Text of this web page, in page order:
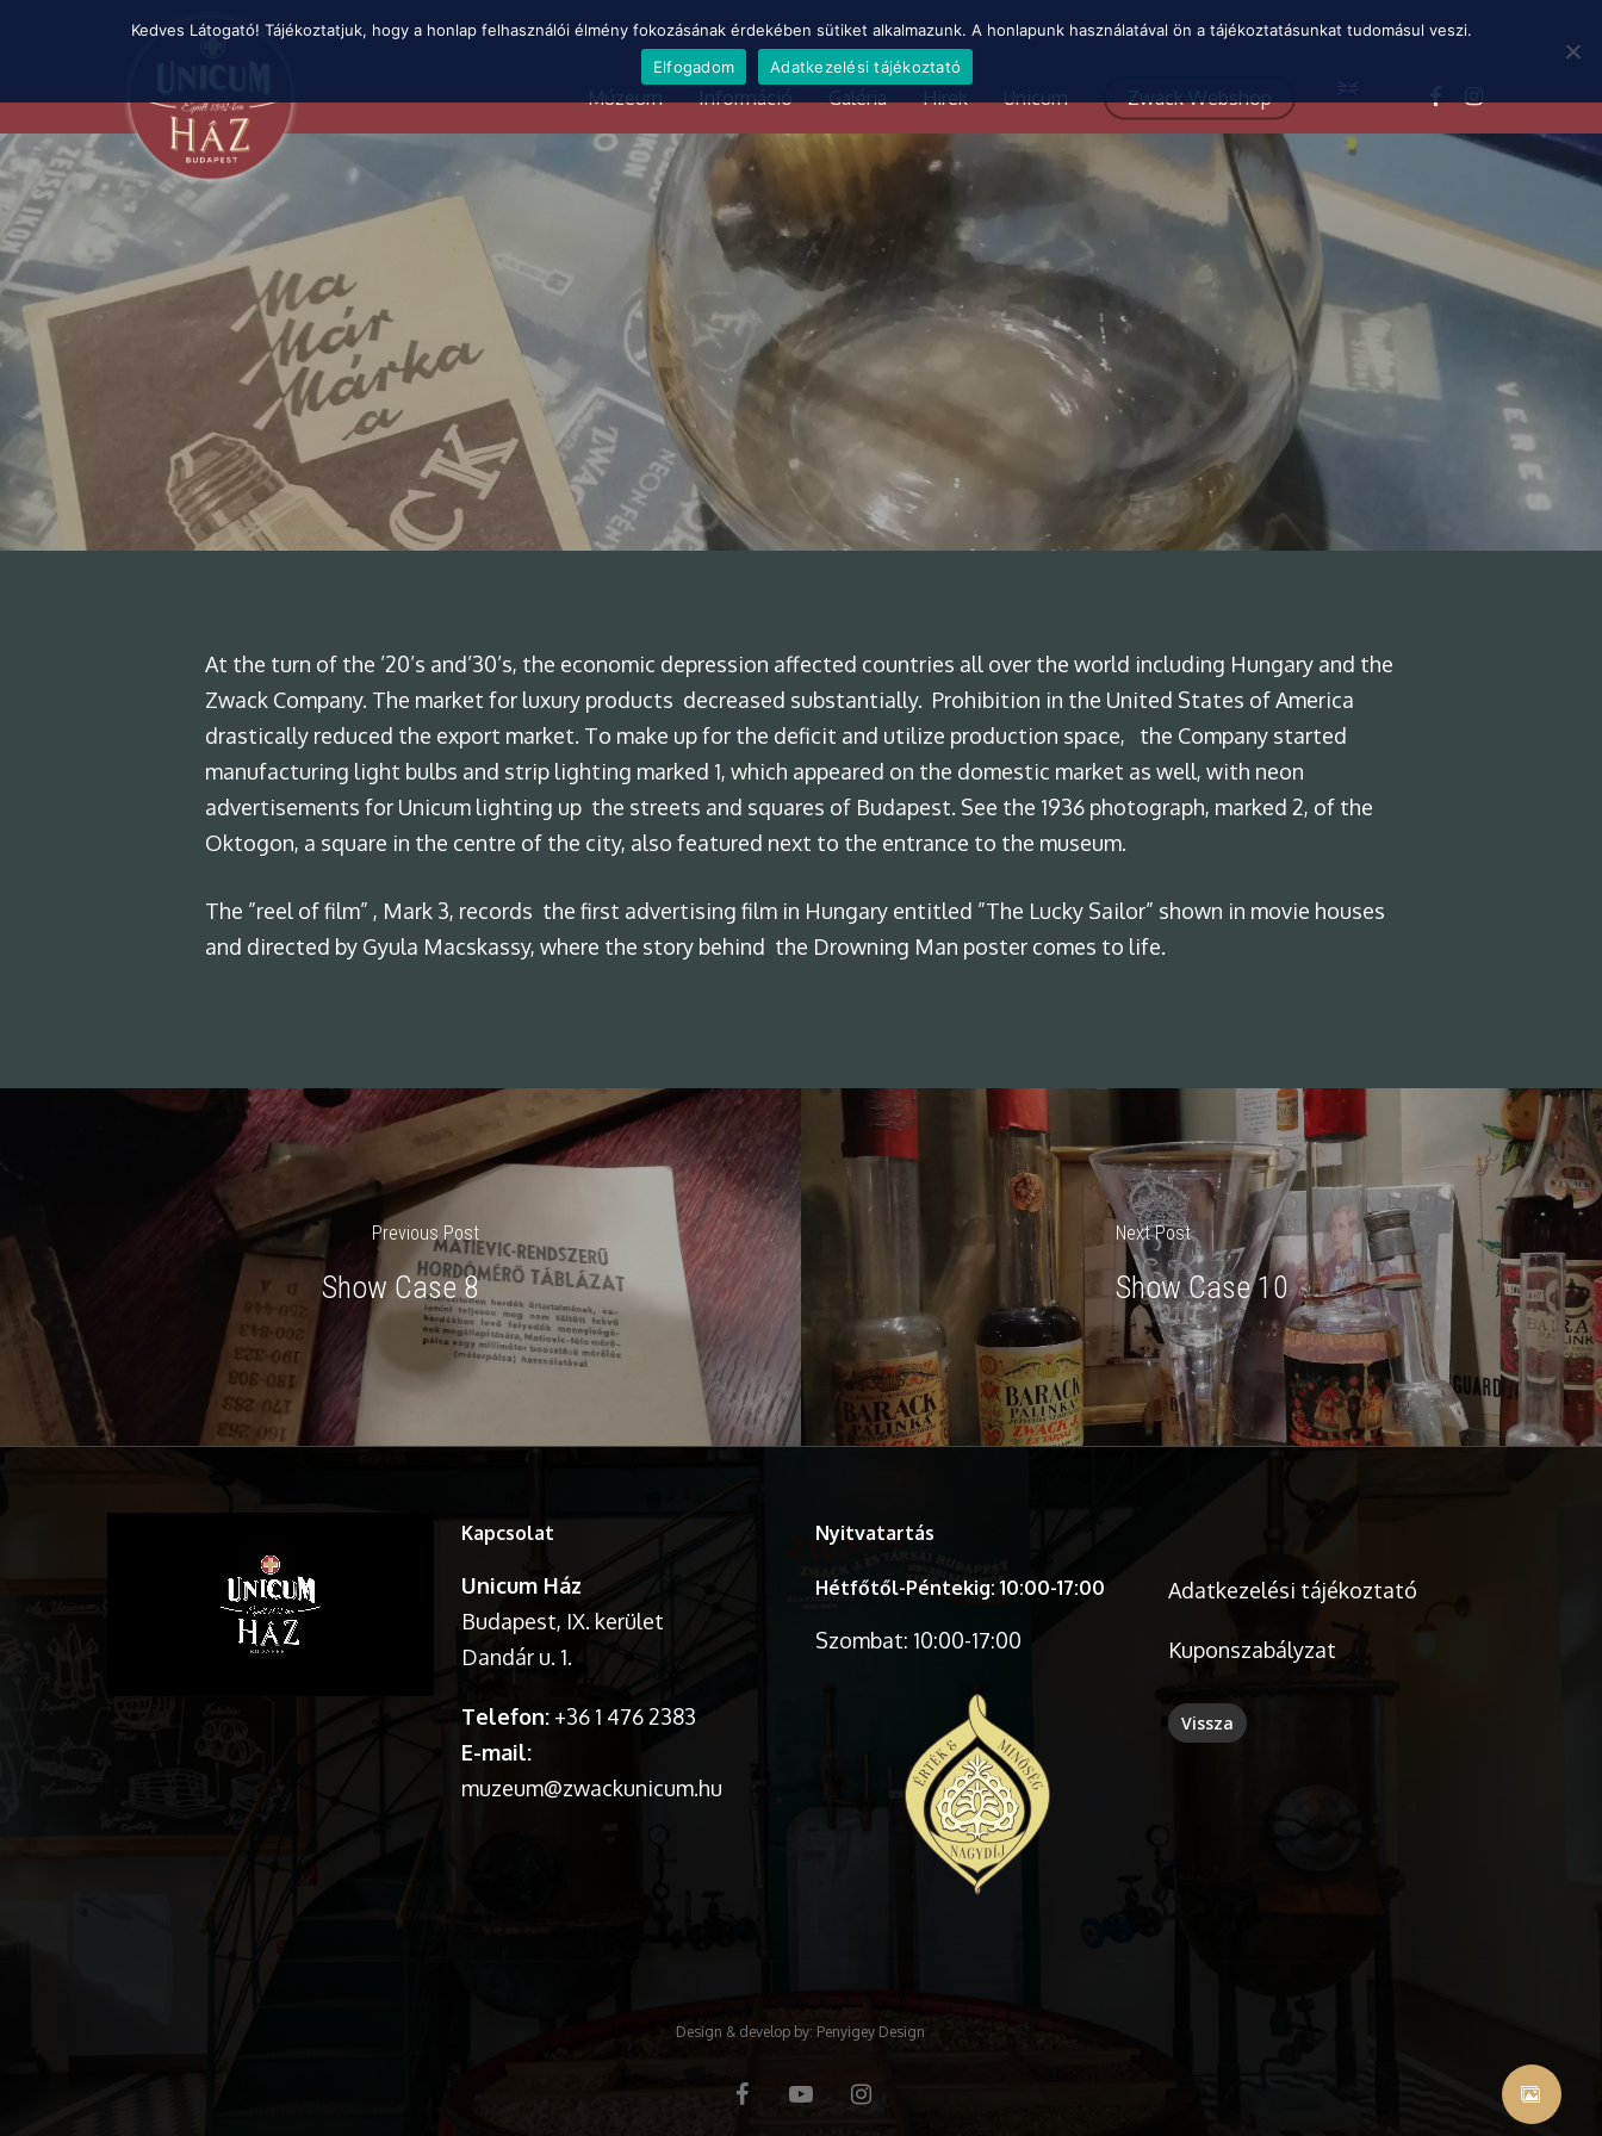
Múzeum Információ Galéria Hirek Unicum Zwack Webshop
At the turn of the ’20’s and’30’s, the economic depression affected countries all over the world including Hungary and the
Zwack Company. The market for luxury products decreased substantially. Prohibition in the United States of America
drastically reduced the export market. To make up for the deficit and utilize production space, the Company started
manufacturing light bulbs and strip lighting marked 1, which appeared on the domestic market as well, with neon
advertisements for Unicum lighting up the streets and squares of Budapest. See the 1936 photograph, marked 2, of the
Oktogon, a square in the centre of the city, also featured next to the entrance to the museum.
The ”reel of film” , Mark 3, records the first advertising film in Hungary entitled ”The Lucky Sailor” shown in movie houses
and directed by Gyula Macskassy, where the story behind the Drowning Man poster comes to life.
Previous Post
Show Case 8
Next Post
Show Case 10
Kapcsolat
Unicum Ház
Budapest, IX. kerület
Dandár u. 1.
Telefon: +36 1 476 2383
E-mail:
muzeum@zwackunicum.hu
Nyitvatartás
Hétfőtől-Péntekig: 10:00-17:00
Szombat: 10:00-17:00
Adatkezelési tájékoztató
Kuponszabályzat
Design & develop by: Penyigey Design
facebookyoutube instagram
Kedves Látogató! Tájékoztatjuk, hogy a honlap felhasználói élmény fokozásának érdekében sütiket alkalmazunk. A honlapunk használatával ön a tájékoztatásunkat tudomásul veszi.
Elfogadom
Adatkezelési tájékoztató